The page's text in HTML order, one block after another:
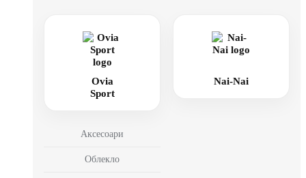
Ovia
Sport
Аксесоари
Облекло
Nai-Nai